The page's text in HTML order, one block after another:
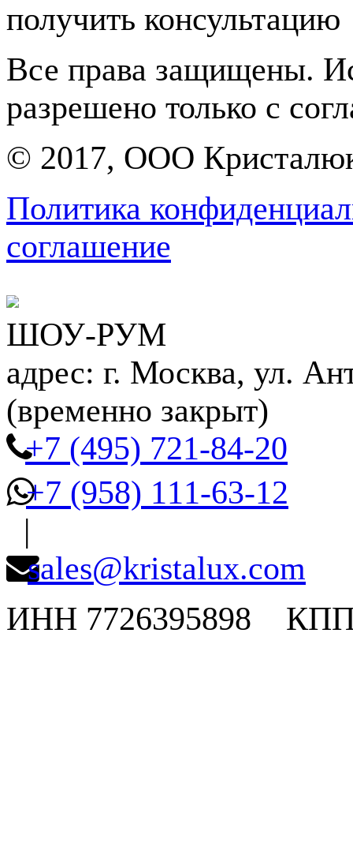
получить консультацию
Все права защищены.
разрешено только с
© 2017, ООО
Политика
соглашение
ШОУ-РУМ
адрес: г. Москва, ул.
(временно закрыт)
+7 (495) 721-84-20
+7 (958) 111-63-12
|
sales@kristalux.com
ИНН 7726395898 КПП